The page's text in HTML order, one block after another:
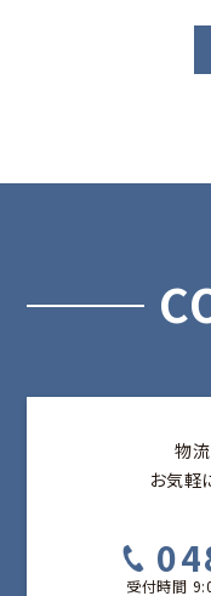
物
お気軽
受付時間